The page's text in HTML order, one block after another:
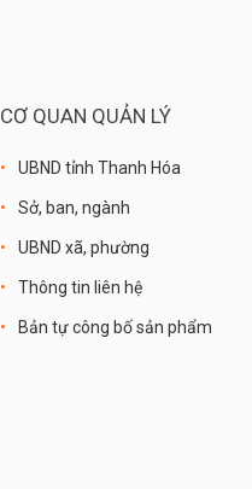
CƠ QUAN QUẢN LÝ
UBND tỉnh Thanh Hóa
Sở, ban, ngành
UBND xã, phường
Thông tin liên hệ
Bản tự công bố sản phẩm